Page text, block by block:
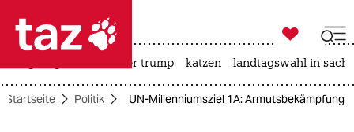
 taz zahl ich
taz zahl ich

taz zahl ich
usa unter trump katzen landtagswahl in
Startseite Politik UN-Millenniumsziel 1A: Armutsbekämpfung